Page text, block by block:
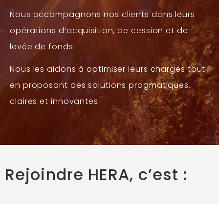
Nous accompagnons nos clients dans leurs
opérations d’acquisition, de cession et de
levée de fonds.
Nous les aidons à optimiser leurs charges tout
en proposant des solutions pragmatiques,
claires et innovantes.
Rejoindre HERA, c’est :